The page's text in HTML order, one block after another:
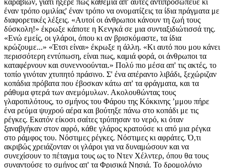
καραβιών, γιατί ήξερε πως καθεμιά απ' αυτές αντιπροσώπευε κι
έναν τρόπο ομιλίας' έναν τρόπο να ονοματίζεις τα ίδια πράγματα με
διαφορετικές λέξεις. «Αυτοί οι άνθρωποι κάνουν τη ζωή τους
δύσκολη!» έκρωξε κάποτε η Κενγκά σε μια συνταξιδιώτισσά της.
«Ενώ εμείς, οι γλάροι, όπου κι αν βρισκόμαστε, τα ίδια
κρώζουμε...» «Έτσι είναι» έκρωξε η άλλη. «Κι αυτό που μου κάνει
περισσότερη εντύπωση, είναι πως, καμιά φορά, οι άνθρωποι τα
καταφέρνουν και συνεννοούνται.» Πολύ πιο μέσα απ' τις ακτές, το
τοπίο γινόταν χτυπητό πράσινο. Σ' ένα απέραντο λιβάδι, ξεχώριζαν
κοπάδια πρόβατα που έβοσκαν κάτω απ' τα φράγματα, και τα
ράθυμα φτερά των ανεμόμυλων. Ακολουθώντας τους
γλαροπιλότους, το σμήνος του Φάρου της Κόκκινης ʼμμου πήρε
ένα ρεύμα ψυχρού αέρα και βούτηξε πάνω στο κοπάδι με τις
ρέγκες. Εκατόν είκοσι σαίτες τρύπησαν το νερό, κι όταν
ξαναβγήκαν στον αφρό, κάθε γλάρος κρατούσε κι από μια ρέγκα
στο ράμφος του. Νόστιμες ρέγκες. Νόστιμες κι αφράτες. Ό,τι
ακριβώς χρειάζονταν οι γλάροι για να δυναμώσουν και να
συνεχίσουν το πέταγμα τους ως το Ντεν Χέλντερ, όπου θα τους
συναντούσε το σμήνος απ' τα Φρισικά Νησιά. Το δρομολόγιο